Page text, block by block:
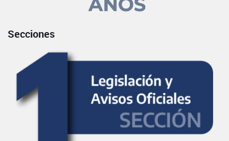
Secciones